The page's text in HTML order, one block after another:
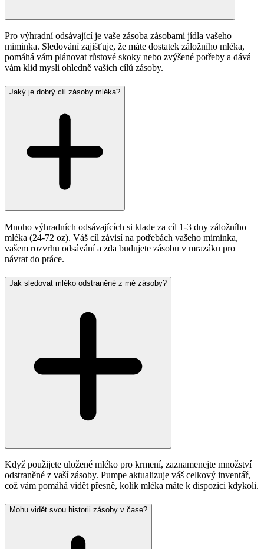
Pro výhradní odsávající je vaše zásoba zásobami jídla vašeho
miminka. Sledování zajišťuje, že máte dostatek záložního mléka,
pomáhá vám plánovat růstové skoky nebo zvýšené potřeby a dává
vám klid mysli ohledně vašich cílů zásoby.
Jaký je dobrý cíl zásoby mléka?
Mnoho výhradních odsávajících si klade za cíl 1-3 dny záložního
mléka (24-72 oz). Váš cíl závisí na potřebách vašeho miminka,
vašem rozvrhu odsávání a zda budujete zásobu v mrazáku pro
návrat do práce.
Jak sledovat mléko odstraněné z mé zásoby?
Když použijete uložené mléko pro krmení, zaznamenejte množství
odstraněné z vaší zásoby. Pumpe aktualizuje váš celkový inventář,
což vám pomáhá vidět přesně, kolik mléka máte k dispozici kdykoli.
Mohu vidět svou historii zásoby v čase?